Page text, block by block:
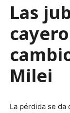
Las
Milei
La pérdida se da